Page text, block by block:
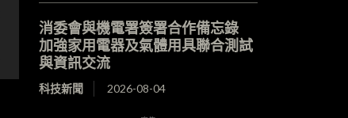
消委會與機電署簽署合作備忘錄
加強家用電器及氣體用具聯合測試
與資訊交流
科技新聞 2026-08-04